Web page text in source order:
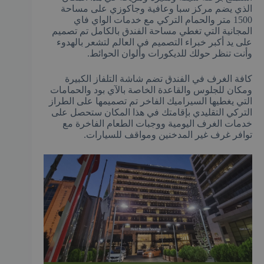
الذي يضم مركز سبا وعافية وجاكوزي على مساحة
1500 متر والحمام التركي مع خدمات الواي فاي
المجانية التي تغطي مساحة الفندق بالكامل تم تصميم
على يد أكبر خبراء التصميم في العالم لتشعر بالهدوء
وأنت تنظر حولك للديكورات وألوان الحوائط.
كافة الغرف في الفندق تضم شاشة التلفاز الكبيرة
ومكان للجلوس والقاعدة الخاصة بالآي بود والحمامات
التي يغطيها السيراميك الفاخر تم تصميمها على الطراز
التركي التقليدي بإقامتك في هذا المكان ستحصل على
خدمات الغرف اليومية ووجبات الطعام الفاخرة مع
توافر غرف غير المدخنين ومواقف للسيارات.